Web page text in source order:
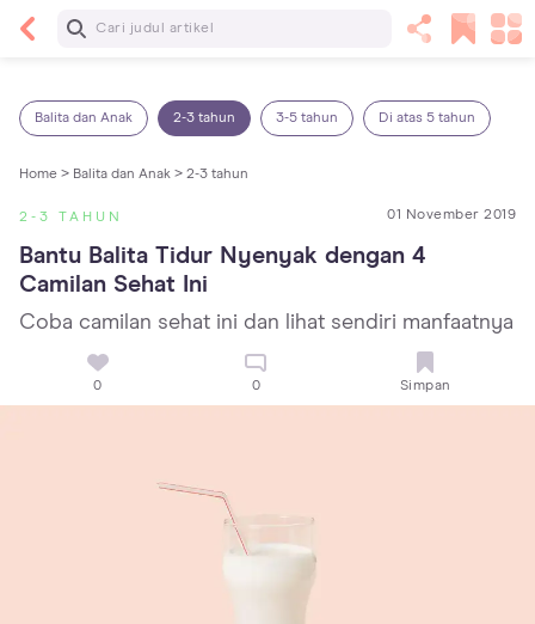
Baca Selanjutnya
Balita dan Anak 2-3 tahun 3-5 tahun Di atas 5 tahun
Home > Balita dan Anak > 2-3 tahun
2-3 TAHUN 01 November 2019
Bantu Balita Tidur Nyenyak dengan 4
Camilan Sehat Ini
Coba camilan sehat ini dan lihat sendiri manfaatnya
0 0 Simpan